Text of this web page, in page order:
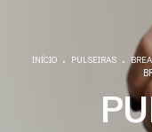
INÍCIO . PULSEIRAS .